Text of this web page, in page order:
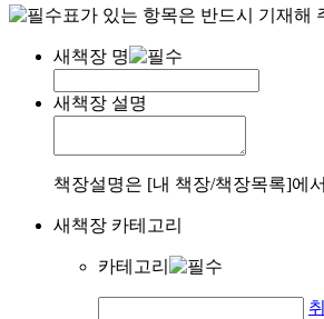
표가 있는 항목은 반드시 기재해
새책장 명
새책장 설명
책장설명은 [내 책장/책장목록]에
새책장 카테고리
카테고리